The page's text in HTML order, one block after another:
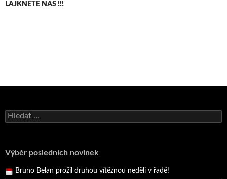
LAJKNĚTE NÁS !!!
Vyhledávání
Výběr posledních novinek
Andy Appleton obhájil dlouhodrážní titul!
Bruno Belan prožil druhou vítěznou neděli v řadě!
Bruno Belan se radoval z triumfu na domácí dráze!